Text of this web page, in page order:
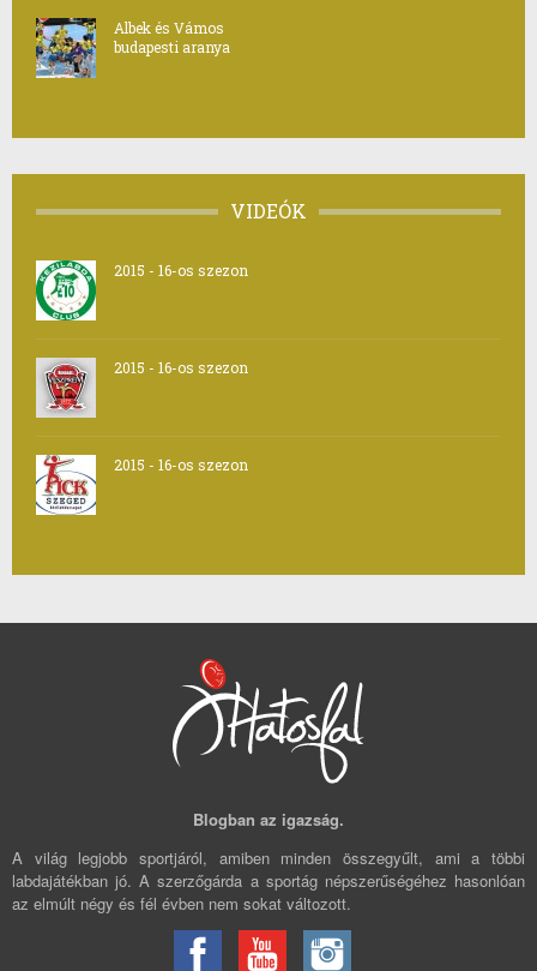
Albek és Vámos
budapesti aranya
VIDEÓK
2015 - 16-os szezon
2015 - 16-os szezon
2015 - 16-os szezon
Blogban az igazság.
A világ legjobb sportjáról, amiben minden összegyűlt, ami a többi
labdajátékban jó. A szerzőgárda a sportág népszerűségéhez hasonlóan
az elmúlt négy és fél évben nem sokat változott.